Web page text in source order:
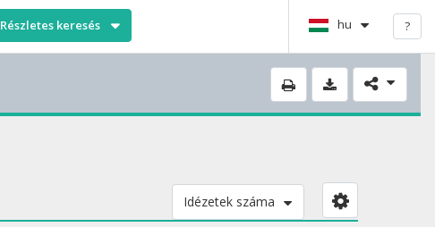
Részletes keresés hu ?
Idézetek száma